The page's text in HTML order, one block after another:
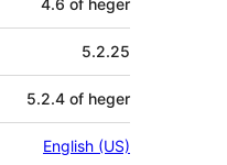
5.2.25
5.2.4 of heger
English (US)